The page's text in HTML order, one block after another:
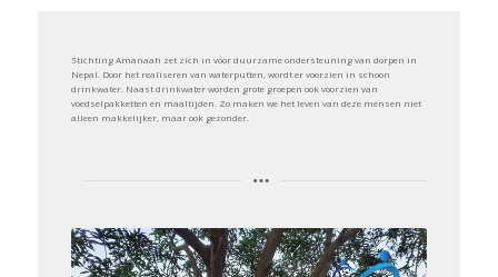
Stichting Amanaah zet zich in voor duurzame ondersteuning van dorpen in
Nepal. Door het realiseren van waterputten, wordt er voorzien in schoon
drinkwater. Naast drinkwater worden grote groepen ook voorzien van
voedselpakketten en maaltijden. Zo maken we het leven van deze mensen niet
alleen makkelijker, maar ook gezonder.